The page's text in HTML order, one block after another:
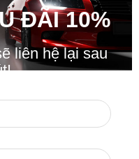
ĐÃI10%
liên hệ lại sau